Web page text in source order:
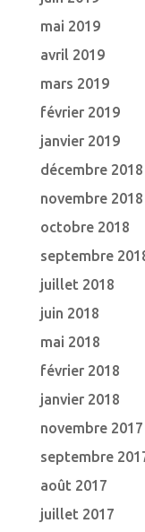
mai 2019
avril 2019
mars 2019
février 2019
janvier 2019
décembre 2018
novembre 2018
octobre 2018
septembre
juillet 2018
juin 2018
mai 2018
février 2018
janvier 2018
novembre 2017
septembre
août 2017
juillet 2017